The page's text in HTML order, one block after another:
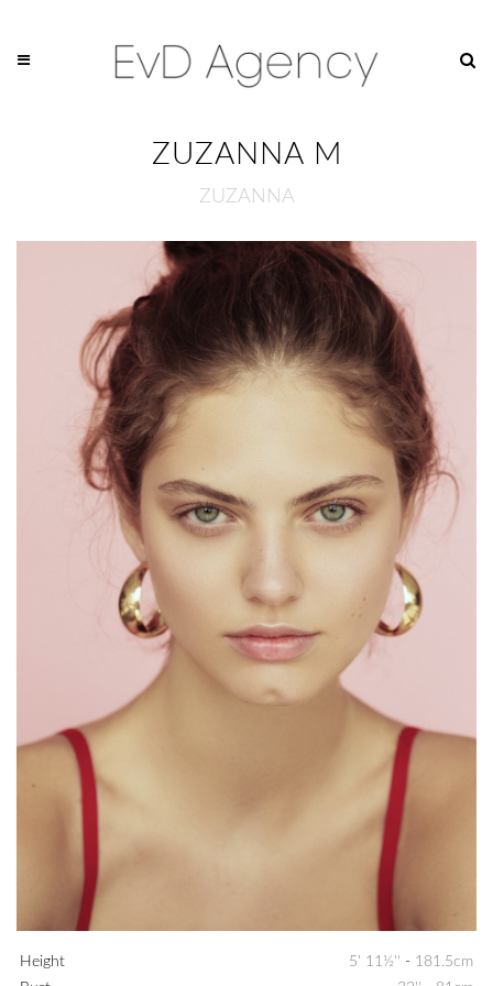
ZUZANNA M
ZUZANNA
Height 5' 11½'' - 181.5cm